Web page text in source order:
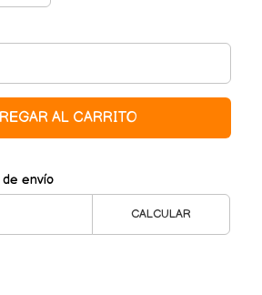
AL CARRITO
envío
CALCULAR